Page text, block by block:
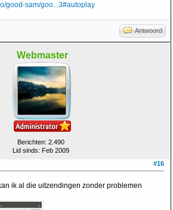
good-sam/goo...3#autoplay
Antwoord
Webmaster
Berichten: 2.490
Lid sinds: Feb 2009
#16
ik al die uitzendingen zonder problemen